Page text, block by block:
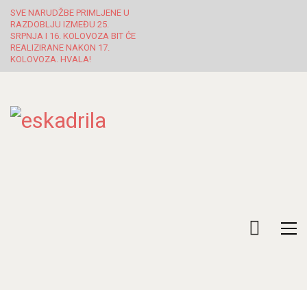
SVE NARUDŽBE PRIMLJENE U
RAZDOBLJU IZMEĐU 25.
SRPNJA I 16. KOLOVOZA BIT ĆE
REALIZIRANE NAKON 17.
KOLOVOZA. HVALA!